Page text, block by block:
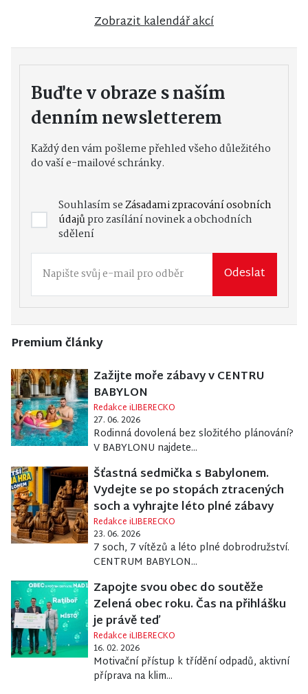
Zobrazit kalendář akcí
Buďte v obraze s naším
denním newsletterem
Každý den vám pošleme přehled všeho důležitého
do vaší e-mailové schránky.
Souhlasím seZásadami zpracování osobních
údajůpro zasílání novinek a obchodních
sdělení
Odeslat
Premium články
Zažijte moře zábavy v CENTRU
BABYLON
Redakce iLIBERECKO
27. 06. 2026
Rodinná dovolená bez složitého plánování?
V BABYLONU najdete...
Šťastná sedmička s Babylonem.
Vydejte se po stopách ztracených
soch a vyhrajte léto plné zábavy
Redakce iLIBERECKO
23. 06. 2026
7 soch, 7 vítězů a léto plné dobrodružství.
CENTRUM BABYLON...
Zapojte svou obec do soutěže
Zelená obec roku. Čas na přihlášku
je právě teď
Redakce iLIBERECKO
16. 02. 2026
Motivační přístup k třídění odpadů, aktivní
příprava na klim...